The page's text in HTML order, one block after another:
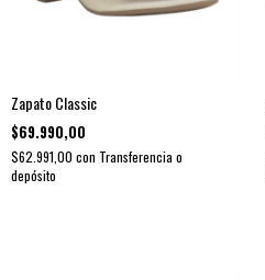
Zapato Classic
$69.990,00
$62.991,00 con Transferencia o
depósito